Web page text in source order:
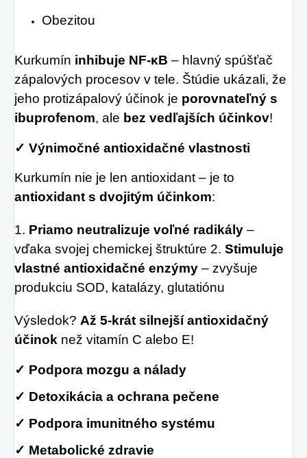
Obezitou
Kurkumín inhibuje NF-κB – hlavný spúšťač
zápalových procesov v tele. Štúdie ukázali, že
jeho protizápalový účinok je porovnateľný s
ibuprofenom, ale bez vedľajších účinkov!
✓ Výnimočné antioxidačné vlastnosti
Kurkumín nie je len antioxidant – je to
antioxidant s dvojitým účinkom:
1. Priamo neutralizuje voľné radikály –
vďaka svojej chemickej štruktúre 2. Stimuluje
vlastné antioxidačné enzýmy – zvyšuje
produkciu SOD, katalázy, glutatiónu
Výsledok? Až 5-krát silnejší antioxidačný
účinok než vitamín C alebo E!
✓ Podpora mozgu a nálady
✓ Detoxikácia a ochrana pečene
✓ Podpora imunitného systému
✓ Metabolické zdravie